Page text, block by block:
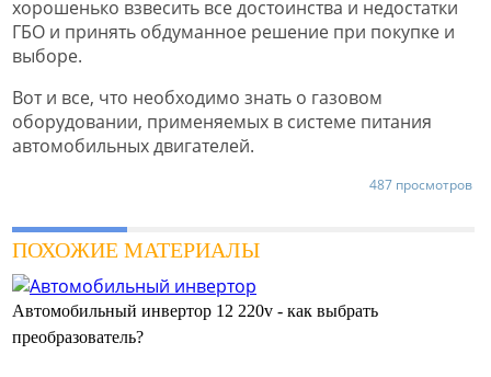
хорошенько взвесить все достоинства и недостатки
ГБО и принять обдуманное решение при покупке и
выборе.
Вот и все, что необходимо знать о газовом
оборудовании, применяемых в системе питания
автомобильных двигателей.
487 просмотров
ПОХОЖИЕ МАТЕРИАЛЫ
Автомобильный инвертор 12 220v - как выбрать
преобразователь?